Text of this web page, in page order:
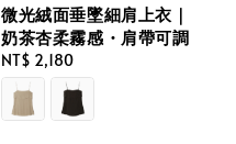
微光絨面垂墜細肩上衣｜
奶茶杏柔霧感・肩帶可調
Regular
price
NT$ 2,180